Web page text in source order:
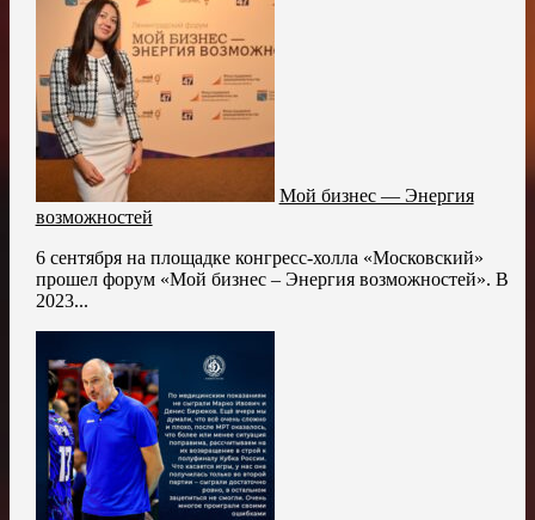
Мой бизнес — Энергия
возможностей
6 сентября на площадке конгресс-холла «Московский»
прошел форум «Мой бизнес – Энергия возможностей». В
2023...